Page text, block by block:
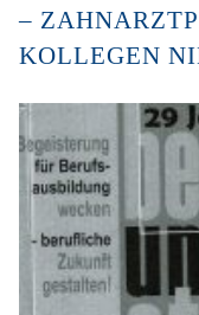
–
KOLLEGEN